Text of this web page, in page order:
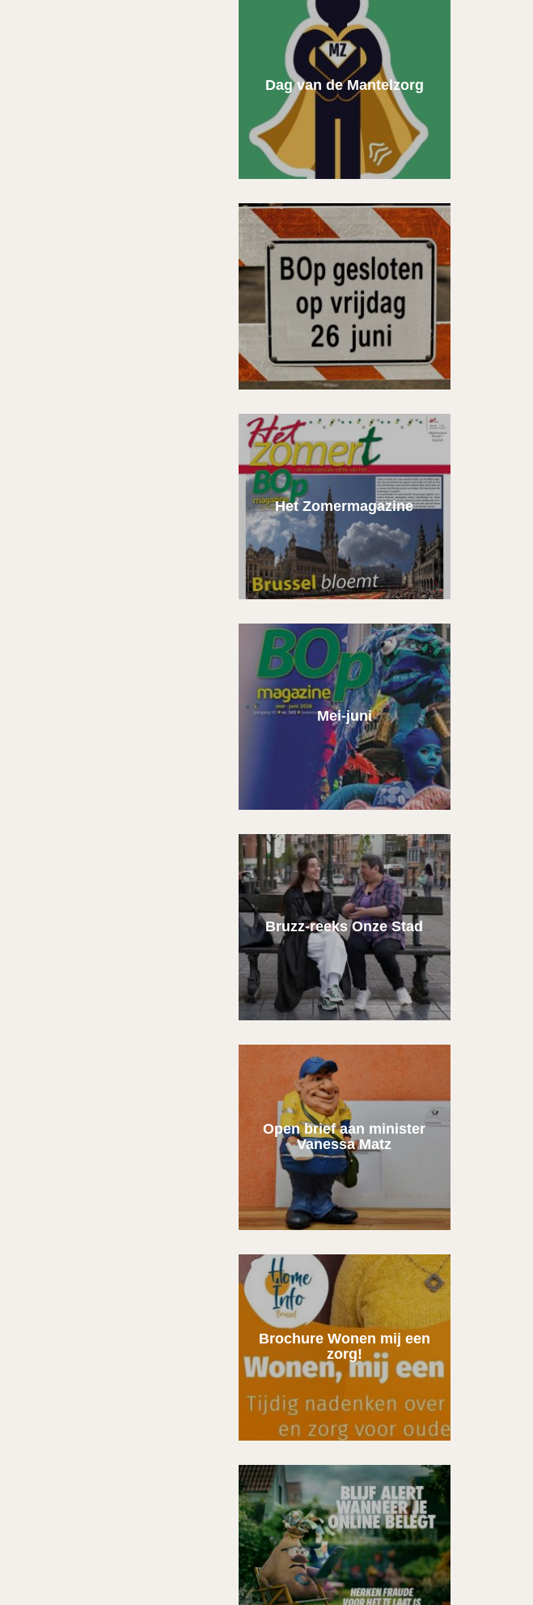
Dag van de Mantelzorg
Het Zomermagazine
Mei-juni
Bruzz-reeks Onze Stad
Open brief aan minister
Vanessa Matz
Brochure Wonen mij een
zorg!